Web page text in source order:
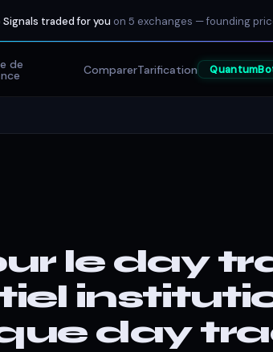
Signals traded for you on 5 exchanges — founding
de ComparerTarification
le day
day